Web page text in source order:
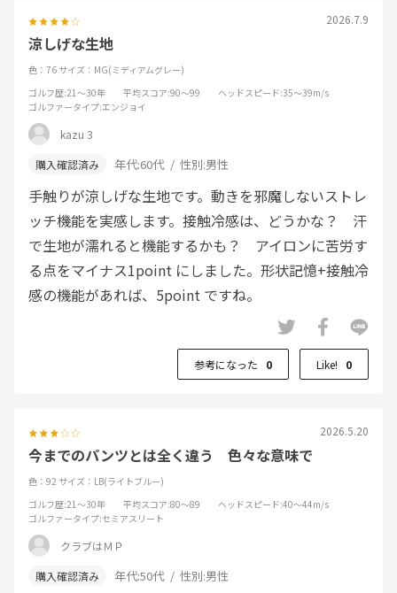
2026.7.9
涼しげな生地
色：76 サイズ：MG(ミディアムグレー)
ゴルフ歴:21～30年 平均スコア:90～99 ヘッドスピード:35～39m/s
ゴルファータイプ:エンジョイ
kazu 3
年代:60代 性別:男性
手触りが涼しげな生地です。動きを邪魔しないストレ
ッチ機能を実感します。接触冷感は、どうかな？ 汗
で生地が濡れると機能するかも？ アイロンに苦労す
る点をマイナス1point にしました。形状記憶+接触冷
感の機能があれば、5point ですね。
参考になった 0 Like! 0
2026.5.20
今までのパンツとは全く違う 色々な意味で
色：92 サイズ：LB(ライトブルー)
ゴルフ歴:21～30年 平均スコア:80～89 ヘッドスピード:40～44m/s
ゴルファータイプ:セミアスリート
クラブはＭＰ
年代:50代 性別:男性